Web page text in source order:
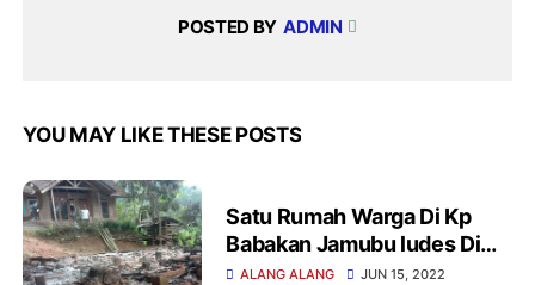
POSTED BY ADMIN
YOU MAY LIKE THESE POSTS
Satu Rumah Warga Di Kp
Babakan Jamubu ludes Di
Lalap Sijago Merah
ALANG ALANG JUN 15, 2022